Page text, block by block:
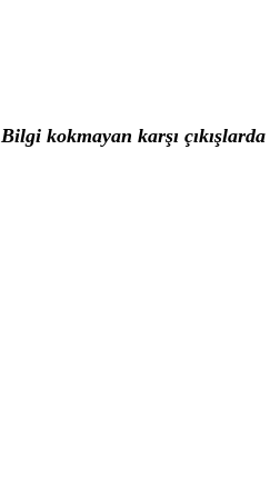
Bilgi kokmayan karşı çıkışlarda